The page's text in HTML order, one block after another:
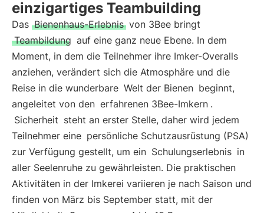
einzigartiges Teambuilding
Das Bienenhaus-Erlebnis von 3Bee bringt
Teambildung auf eine ganz neue Ebene. In dem
Moment, in dem die Teilnehmer ihre Imker-Overalls
anziehen, verändert sich die Atmosphäre und die
Reise in die wunderbare Welt der Bienen beginnt,
angeleitet von den erfahrenen 3Bee-Imkern .
Sicherheit steht an erster Stelle, daher wird jedem
Teilnehmer eine persönliche Schutzausrüstung (PSA)
zur Verfügung gestellt, um ein Schulungserlebnis in
aller Seelenruhe zu gewährleisten. Die praktischen
Aktivitäten in der Imkerei variieren je nach Saison und
finden von März bis September statt, mit der